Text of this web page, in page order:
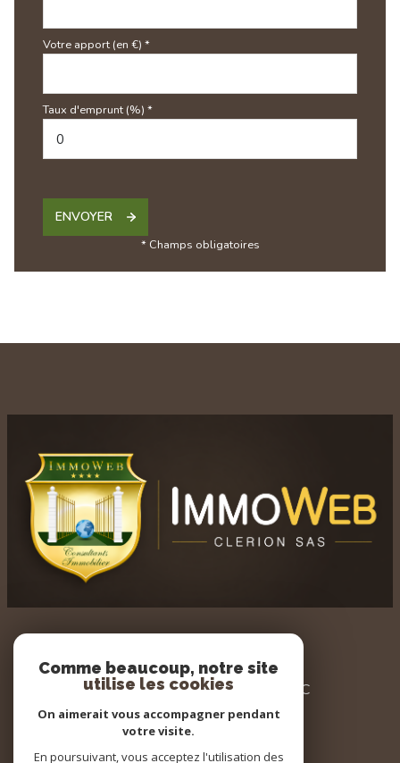
Votre apport (en €) *
Taux d'emprunt (%) *
ENVOYER
* Champs obligatoires
AGENCE IMMOWEB
3 PLACE DU GENERAL LECLERC
60700 PONT STE MAXENCE
03 44 32 34 20
Comme beaucoup, notre site
utilise les cookies
On aimerait vous accompagner pendant
votre visite.
En poursuivant, vous acceptez l'utilisation des